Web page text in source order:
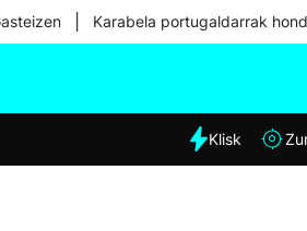
Karabela portugaldarrak
Eguraldia
Klisk